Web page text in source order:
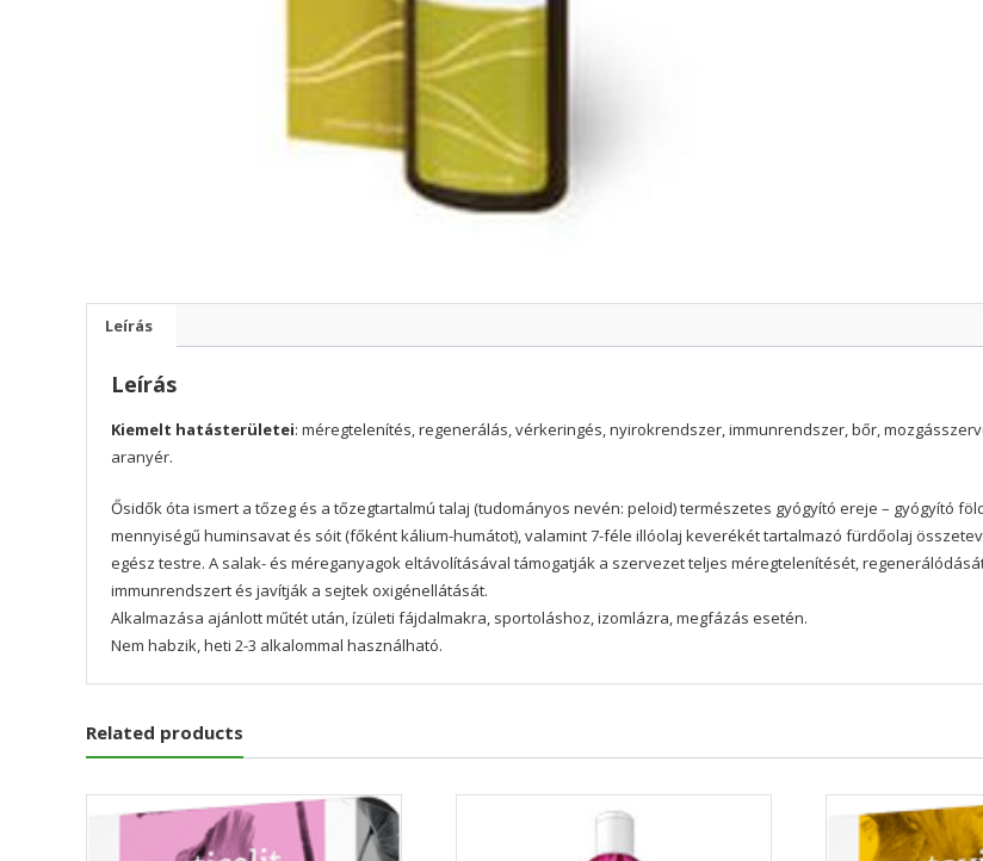
Leírás
Leírás
Kiemelt hatásterületei: méregtelenítés, regenerálás, vérkeringés, nyirokrendszer, immunrendszer, bőr,
aranyér.
Ősidők óta ismert a tőzeg és a tőzegtartalmú talaj (tudományos nevén: peloid) természetes gyógyító ereje – gyógyító
mennyiségű huminsavat és sóit (főként kálium-humátot), valamint 7-féle illóolaj keverékét tartalmazó fürdőolaj
egész testre. A salak- és méreganyagok eltávolításával támogatják a szervezet teljes méregtelenítését,
immunrendszert és javítják a sejtek oxigénellátását.
Alkalmazása ajánlott műtét után, ízületi fájdalmakra, sportoláshoz, izomlázra, megfázás esetén.
Nem habzik, heti 2-3 alkalommal használható.
Related products